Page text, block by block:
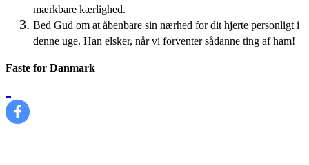
mærkbare kærlighed.
Bed Gud om at åbenbare sin nærhed for dit hjerte personligt i
denne uge. Han elsker, når vi forventer sådanne ting af ham!
Faste for Danmark